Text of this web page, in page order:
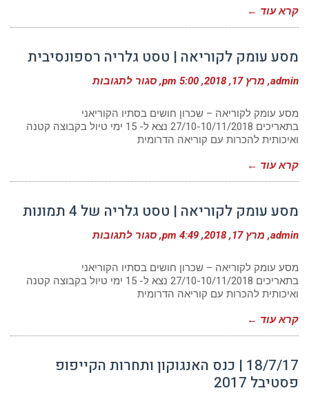
קרא עוד ←
מסע עומק לקוריאה | טסט גלריה רספונסיבית
admin מרץ 17, 2018 5:00 pm סגור לתגובותעל
לקוריאה
|
טסט
מסע עומק לקוריאה – שכרון חושים בסתיו הקוריאני
בתאריכים 27/10-10/11/2018 נצא ל- 15 ימי טיול בקבוצה קטנה
ואיכותית להכרות עם קוריאה הדרומית
קרא עוד ←
מסע עומק לקוריאה | טסט גלריה של 4 תמונות
admin מרץ 17, 2018 4:49 pm סגור לתגובותעל
לקוריאה
|
טסט
מסע עומק לקוריאה – שכרון חושים בסתיו הקוריאני
בתאריכים 27/10-10/11/2018 נצא ל- 15 ימי טיול בקבוצה קטנה
ואיכותית להכרות עם קוריאה הדרומית
קרא עוד ←
18/7/17 | כנס האנגוקון ותחרות הקייפופ
פסטיבל 2017